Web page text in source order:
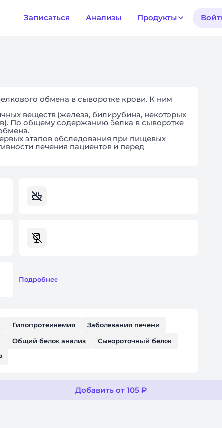
Записаться Анализы Продукты
обмена в сыворотке крови. К ним
веществ (железа, билирубина, некоторых
По общему содержанию белка в сыворотке
этапов обследования при пищевых
лечения пациентов и перед
Подробнее
Гипопротеинемия
Заболевания печени
Общий белок анализ
Сывороточный белок
Добавить от 105 ₽